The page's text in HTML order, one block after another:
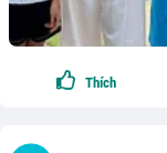
Thích